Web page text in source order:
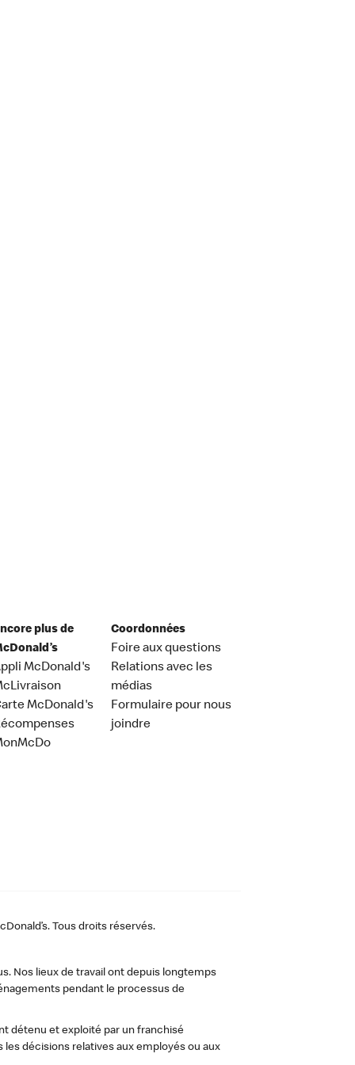
plus de
McDonald's
McDonald's
Coordonnées
Foire aux questions
Relations avec les
médias
Formulaire pour nous
joindre
Tous droits réservés.
Nos lieux de travail ont depuis longtemps
pendant le processus de
détenu et exploité par un franchisé
décisions relatives aux employés ou aux